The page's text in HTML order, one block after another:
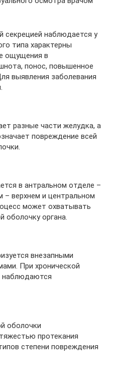
секрецией наблюдается у
типа характерны
ощущения в
понос, повышенное
выявления заболевания
разные части желудка, а
повреждение всей
в антральном отделе –
– верхнем и центральном
может охватывать
оболочку органа.
внезапными
При хронической
наблюдаются
оболочки
протекания
степени повреждения